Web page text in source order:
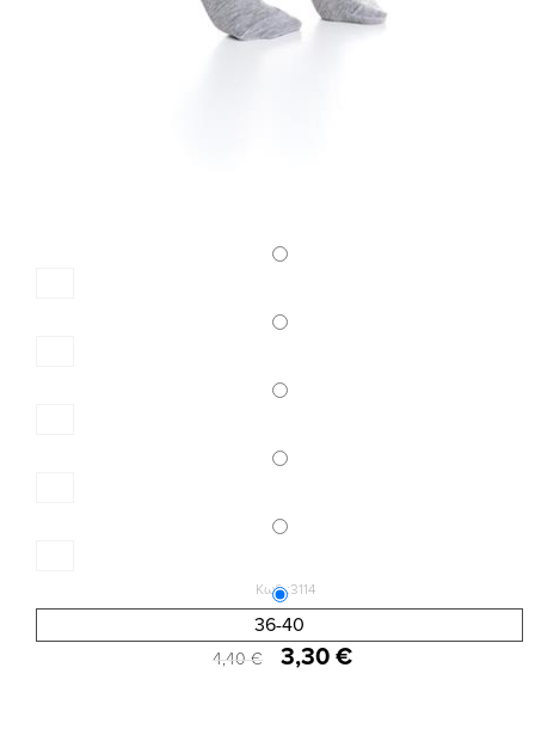
36-40
Κωδ.:3114
ΓΥΝΑΙΚΕΙΑ ΚΑΛΤΣΑ ΧΩΡΙΣ ΛΑΣΤΙΧΟ ΔΙΠΛΟ
4,40 € 3,30 €